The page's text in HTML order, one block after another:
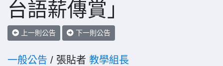
台語薪傳賞」
上一則公告 下一則公告
一般公告 / 張貼者 教學組長